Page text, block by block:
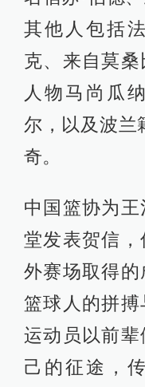
其他人包括
克、来自莫
人物马尚瓜
尔，以及波兰
奇。
中国篮协为
堂发表贺信
外赛场取得的
篮球人的拼
运动员以前辈
己的征途，